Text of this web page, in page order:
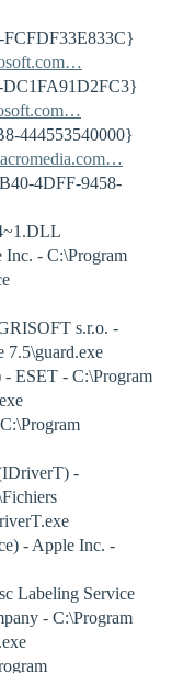
DC1FA91D2FC3}
444553540000}
4DFF-9458-
- C:\Program
s.r.o. -
7.5\guard.exe
ESET - C:\Program
-
- Apple Inc. -
Labeling Service
- C:\Program